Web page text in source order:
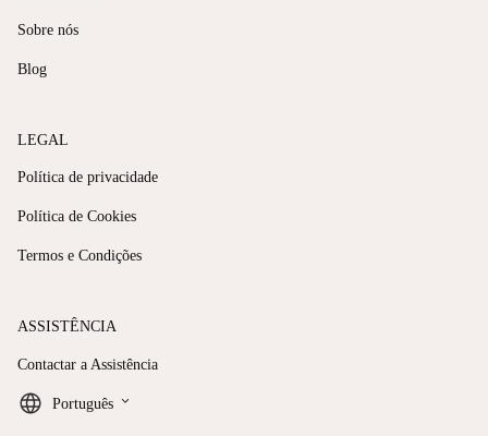
Sobre nós
Blog
LEGAL
Política de privacidade
Política de Cookies
Termos e Condições
ASSISTÊNCIA
Contactar a Assistência
Português keyboard_arrow_down